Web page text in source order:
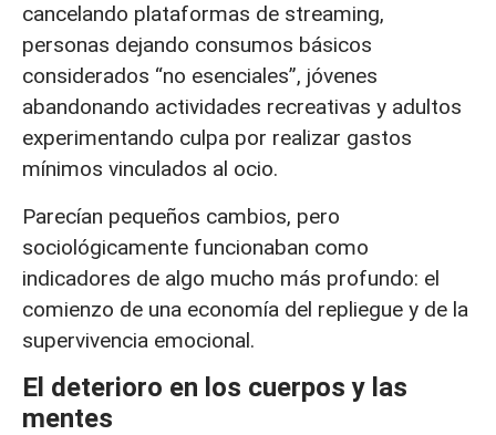
cancelando plataformas de streaming,
personas dejando consumos básicos
considerados “no esenciales”, jóvenes
abandonando actividades recreativas y adultos
experimentando culpa por realizar gastos
mínimos vinculados al ocio.
Parecían pequeños cambios, pero
sociológicamente funcionaban como
indicadores de algo mucho más profundo: el
comienzo de una economía del repliegue y de la
supervivencia emocional.
El deterioro en los cuerpos y las
mentes